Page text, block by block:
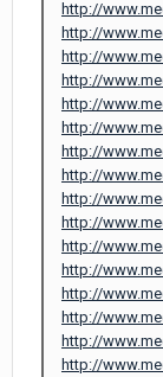
http://
http://
http://
http://
http://
http://
http://
http://
http://
http://
http://
http://
http://
http://
http://
http://